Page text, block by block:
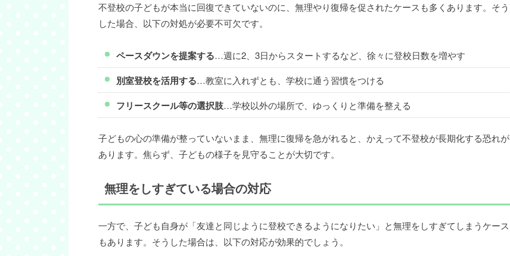
不登校の子どもが本当に回復できていないのに、無理やり復帰を促されたケースも多くあります。そう
した場合、以下の対処が必要不可欠です。
ペースダウンを提案する…週に2、3日からスタートするなど、徐々に登校日数を増やす
別室登校を活用する…教室に入れずとも、学校に通う習慣をつける
フリースクール等の選択肢…学校以外の場所で、ゆっくりと準備を整える
子どもの心の準備が整っていないまま、無理に復帰を急がれると、かえって不登校が長期化する恐れが
あります。焦らず、子どもの様子を見守ることが大切です。
無理をしすぎている場合の対応
一方で、子ども自身が「友達と同じように登校できるようになりたい」と無理をしすぎてしまうケース
もあります。そうした場合は、以下の対応が効果的でしょう。